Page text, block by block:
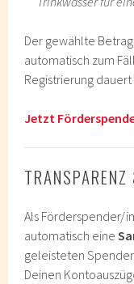
Der gewählte
automatisch zum
Registrierung
Jetzt
Als Förderspender/
automatisch eine
geleisteten
Deinen